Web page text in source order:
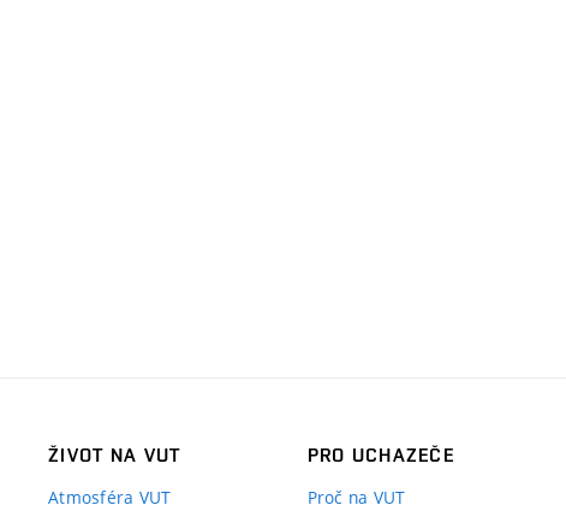
ŽIVOT NA VUT
Atmosféra VUT
PRO UCHAZEČE
Proč na VUT